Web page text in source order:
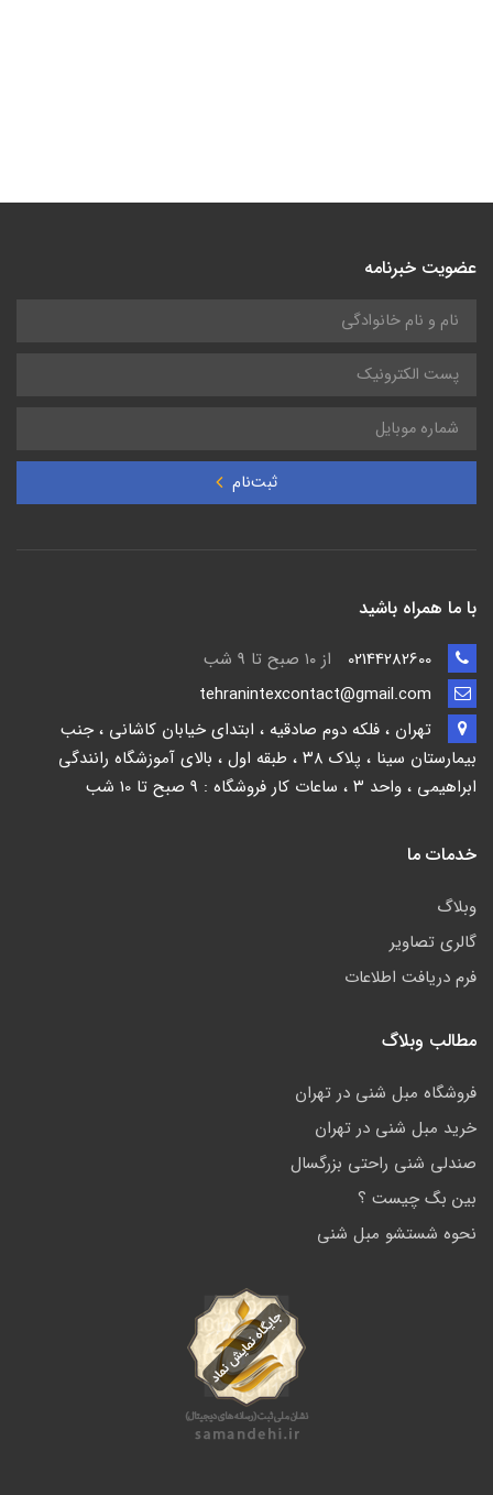
عضویت خبرنامه
ثبت‌نام
با ما همراه باشید
از ۱۰ صبح تا 9 شب
تهران ، فلکه دوم صادقیه ، ابتدای خیابان کاشانی ، جنب
بیمارستان سینا ، پلاک ۳۸ ، طبقه اول ، بالای آموزشگاه رانندگی
ابراهیمی ، واحد ۳ ، ساعات کار فروشگاه : 9 صبح تا 10 شب
خدمات ما
وبلاگ
گالری تصاویر
فرم دریافت اطلاعات
مطالب وبلاگ
فروشگاه مبل شنی در تهران
خرید مبل شنی در تهران
صندلی شنی راحتی بزرگسال
بین بگ چیست ؟
نحوه شستشو مبل شنی